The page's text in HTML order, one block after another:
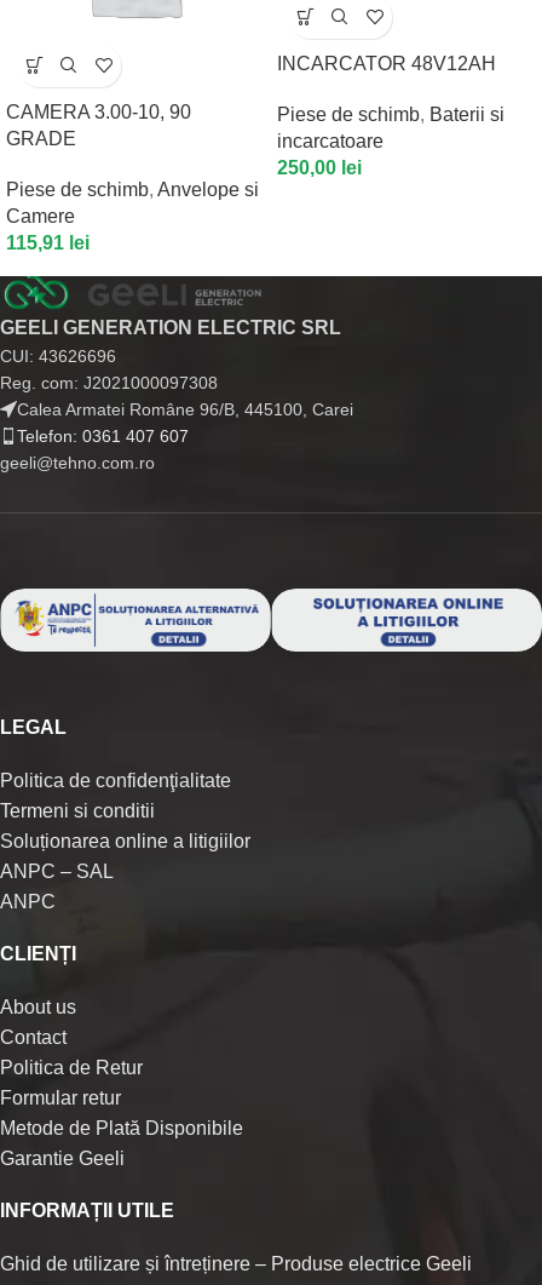
CAMERA 3.00-10, 90
GRADE
Piese de schimb, Anvelope si
Camere
115,91 lei
INCARCATOR 48V12AH
Piese de schimb, Baterii si
incarcatoare
250,00 lei
GEELI GENERATION ELECTRIC SRL
CUI: 43626696
Reg. com: J2021000097308
Calea Armatei Române 96/B, 445100, Carei
Telefon: 0361 407 607
geeli@tehno.com.ro
LEGAL
Politica de confidenţialitate
Termeni si conditii
Soluționarea online a litigiilor
ANPC – SAL
ANPC
CLIENȚI
About us
Contact
Politica de Retur
Formular retur
Metode de Plată Disponibile
Garantie Geeli
INFORMAȚII UTILE
Ghid de utilizare și întreținere – Produse electrice Geeli